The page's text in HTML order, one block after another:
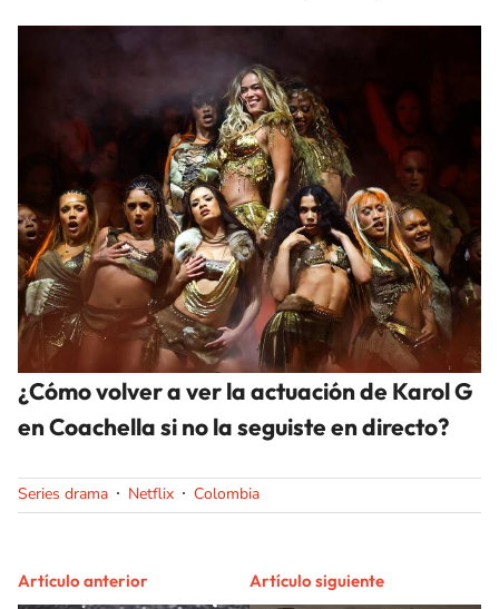
¿Cómo volver a ver la actuación de Karol G
en Coachella si no la seguiste en directo?
Series drama Netflix Colombia
Artículo anterior Artículo siguiente